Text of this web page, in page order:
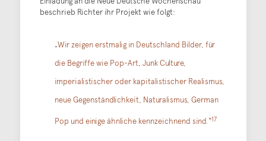
beschrieb Richter ihr Projekt wie folgt:
„Wir zeigen erstmalig in Deutschland Bilder, für
die Begriffe wie Pop-Art, Junk Culture,
imperialistischer oder kapitalistischer Realismus,
neue Gegenständlichkeit, Naturalismus, German
Pop und einige ähnliche kennzeichnend sind.“17